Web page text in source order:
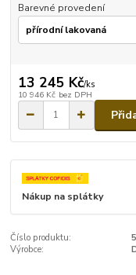
Barevné provedení
13 245 Kč/ks
10 946 Kč bez DPH
Nákup na splátky
Číslo produktu:
Výrobce: